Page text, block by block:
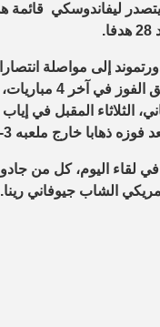
ليفاندوسكي قائمة
إلى مواصلة
المسابقات، بعدما حقق
ذهابا خارج ملعبه 3-2.
لقاء اليوم، كل من
الشاب جيوفاني رينا.